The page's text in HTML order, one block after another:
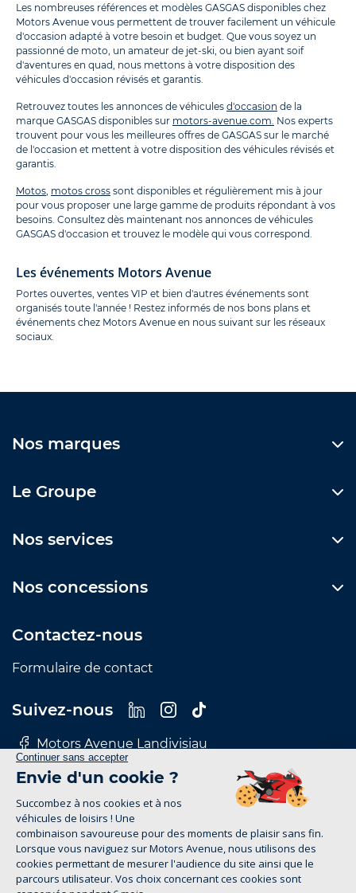
Les nombreuses références et modèles GASGAS disponibles chez
Motors Avenue vous permettent de trouver facilement un véhicule
d'occasion adapté à votre besoin et budget. Que vous soyez un
passionné de moto, un amateur de jet-ski, ou bien ayant soif
d'aventures en quad, nous mettons à votre disposition des
véhicules d'occasion révisés et garantis.
Retrouvez toutes les annonces de véhicules d'occasion de la
marque GASGAS disponibles sur motors-avenue.com. Nos experts
trouvent pour vous les meilleures offres de GASGAS sur le marché
de l'occasion et mettent à votre disposition des véhicules révisés et
garantis.
Motos motos cross sont disponibles et régulièrement mis à jour
pour vous proposer une large gamme de produits répondant à vos
besoins. Consultez dès maintenant nos annonces de véhicules
GASGAS d'occasion et trouvez le modèle qui vous correspond.
Les événements Motors Avenue
Portes ouvertes, ventes VIP et bien d'autres événements sont
organisés toute l'année ! Restez informés de nos bons plans et
événements chez Motors Avenue en nous suivant sur les réseaux
sociaux.
Nos marques
Le Groupe
Nos services
Nos concessions
Contactez-nous
Formulaire de contact
Suivez-nous
Motors Avenue Landivisiau
Motors Avenue Le Mans
Motors Avenue Rennes
Motors Avenue Tours